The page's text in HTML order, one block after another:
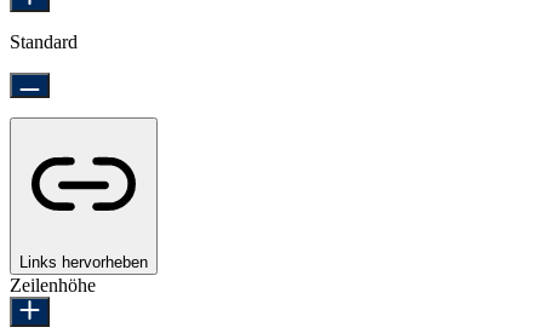
Standard
Links hervorheben
Zeilenhöhe